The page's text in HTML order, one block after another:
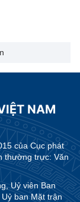
NAM
của Cục phát
thường trực: Văn
Uỷ viên Ban
ban Mặt trận